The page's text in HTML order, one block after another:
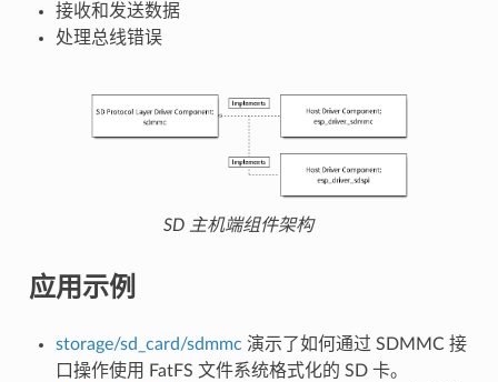
接收和发送数据
处理总线错误
SD 主机端组件架构
应用示例
storage/sd_card/sdmmc 演示了如何通过 SDMMC 接
口操作使用 FatFS 文件系统格式化的 SD 卡。